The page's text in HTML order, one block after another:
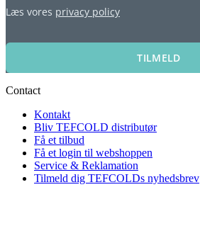
Læs vores privacy policy
TILMELD
Contact
Kontakt
Bliv TEFCOLD distributør
Få et tilbud
Få et login til webshoppen
Service & Reklamation
Tilmeld dig TEFCOLDs nyhedsbrev